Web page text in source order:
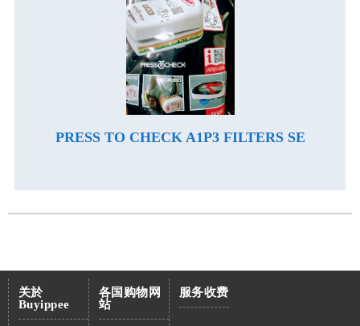
PRESS TO CHECK A1P3 FILTERS SE
关於
Buyippee
各国购物网
站
服务收费